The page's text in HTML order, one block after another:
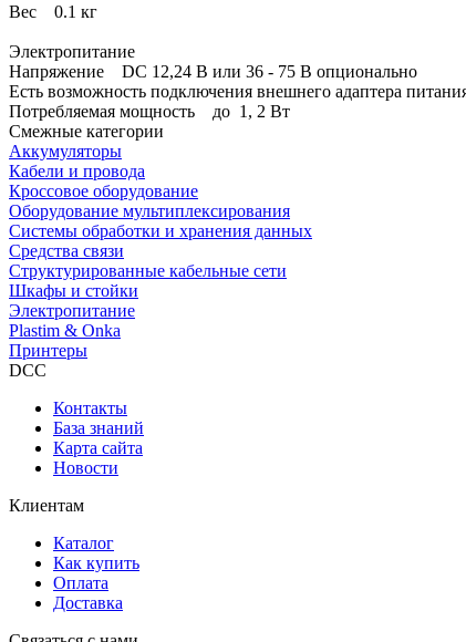
Вес 0.1 кг
Электропитание
Напряжение DC 12,24 В или 36 - 75 В опционально
Есть возможность подключения внешнего адаптера
Потребляемая мощность до 1, 2 Вт
Смежные категории
Аккумуляторы
Кабели и провода
Кроссовое оборудование
Оборудование мультиплексирования
Системы обработки и хранения данных
Средства связи
Структурированные кабельные сети
Шкафы и стойки
Электропитание
Plastim & Onka
Принтеры
DCC
Контакты
База знаний
Карта сайта
Новости
Клиентам
Каталог
Как купить
Оплата
Доставка